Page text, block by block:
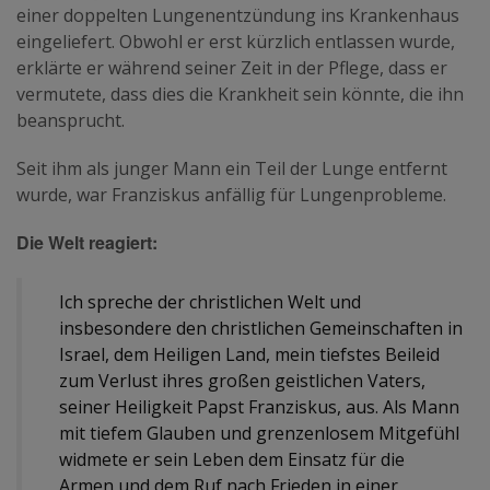
einer doppelten Lungenentzündung ins Krankenhaus
eingeliefert. Obwohl er erst kürzlich entlassen wurde,
erklärte er während seiner Zeit in der Pflege, dass er
vermutete, dass dies die Krankheit sein könnte, die ihn
beansprucht.
Seit ihm als junger Mann ein Teil der Lunge entfernt
wurde, war Franziskus anfällig für Lungenprobleme.
Die Welt reagiert:
Ich spreche der christlichen Welt und
insbesondere den christlichen Gemeinschaften in
Israel, dem Heiligen Land, mein tiefstes Beileid
zum Verlust ihres großen geistlichen Vaters,
seiner Heiligkeit Papst Franziskus, aus. Als Mann
mit tiefem Glauben und grenzenlosem Mitgefühl
widmete er sein Leben dem Einsatz für die